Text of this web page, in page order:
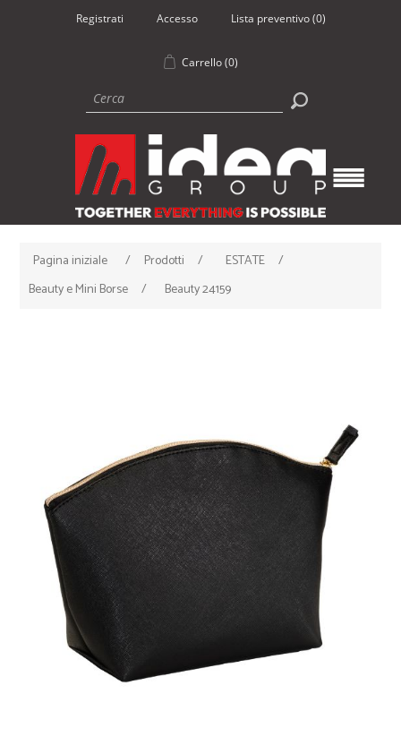
Registrati Accesso Lista preventivo (0)
Carrello (0)
Pagina iniziale / Prodotti / ESTATE
/
Beauty e Mini Borse
/ Beauty 24159